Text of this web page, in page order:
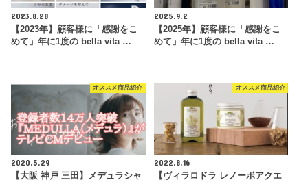
2023.8.28
【2023年】顧客様に「感謝をこ
めて」年に1度の bella vita …
2025.9.2
【2025年】顧客様に「感謝をこ
めて」年に1度の bella vita …
オススメ商品紹介
2020.5.29
【大阪 神戸 三田】メデュラシャ
オススメ商品紹介
2022.8.16
【ヴィラロドラ レノーボアクエ